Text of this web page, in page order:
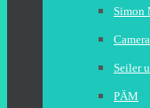
Simon
Seiler
PÄM